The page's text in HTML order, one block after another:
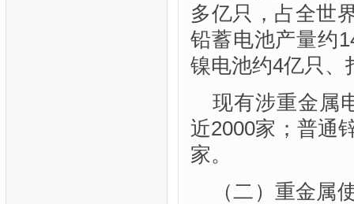
多亿只，占全世
铅蓄电池产量约
镍电池约4亿只、
现有涉重金属
近2000家；普通
家。
（二）重金属